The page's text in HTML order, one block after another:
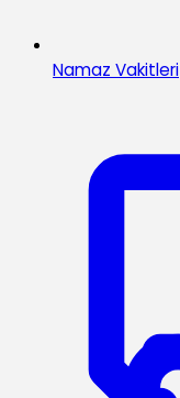
Namaz Vakitleri